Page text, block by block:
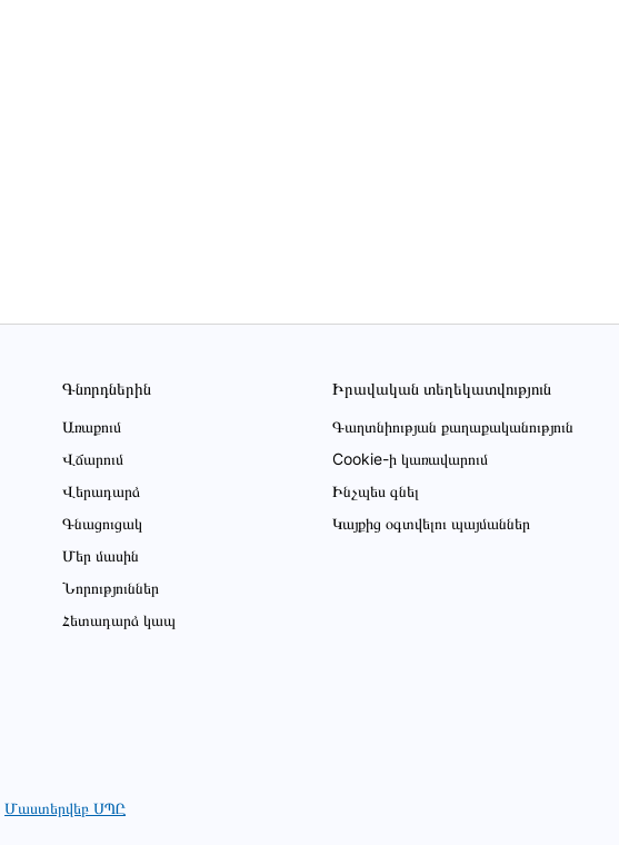
Գնորդներին
Առաքում
Վճարում
Վերադարձ
Գնացուցակ
Մեր մասին
Նորություններ
Հետադարձ կապ
Իրավական տեղեկատվություն
Գաղտնիության քաղաքականություն
Cookie-ի կառավարում
Ինչպես գնել
Կայքից օգտվելու պայմաններ
Մաստերվեբ ՍՊԸ